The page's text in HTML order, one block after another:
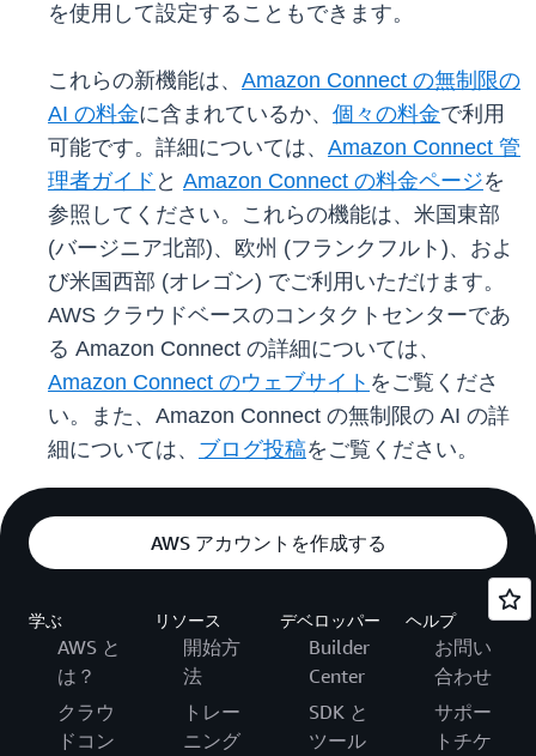
を使用して設定することもできます。
これらの新機能は、 Amazon Connect の無制限の
AI の料金に含まれているか、 個々の料金で利用
可能です。詳細については、 Amazon Connect 管
理者ガイド と Amazon Connect の料金ページを
参照してください。これらの機能は、米国東部
(バージニア北部)、欧州 (フランクフルト)、およ
び米国西部 (オレゴン) でご利用いただけます。
AWS クラウドベースのコンタクトセンターであ
る Amazon Connect の詳細については、
Amazon Connect のウェブサイト をご覧くださ
い。また、Amazon Connect の無制限の AI の詳
細については、 ブログ投稿をご覧ください。
AWS アカウントを作成する
学ぶ
AWS と
は？
クラウ
ドコン
リソース
開始方
法
トレー
ニング
デベロッパー
Builder
Center
SDK と
ツール
ヘルプ
お問い
合わせ
サポー
トチケ